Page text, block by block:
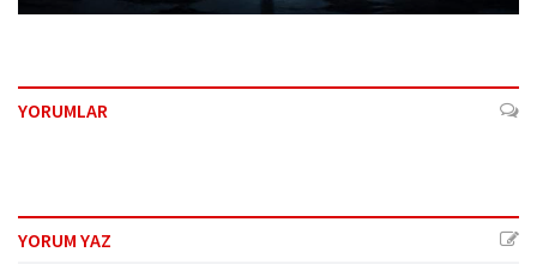
YORUMLAR
YORUM YAZ